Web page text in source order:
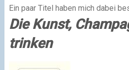
Ein paar Titel haben mich dabei
Die Kunst,
trinken